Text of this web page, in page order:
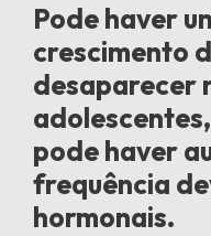
Pode haver
crescimento
desaparecer
pode haver
frequência
hormonais.